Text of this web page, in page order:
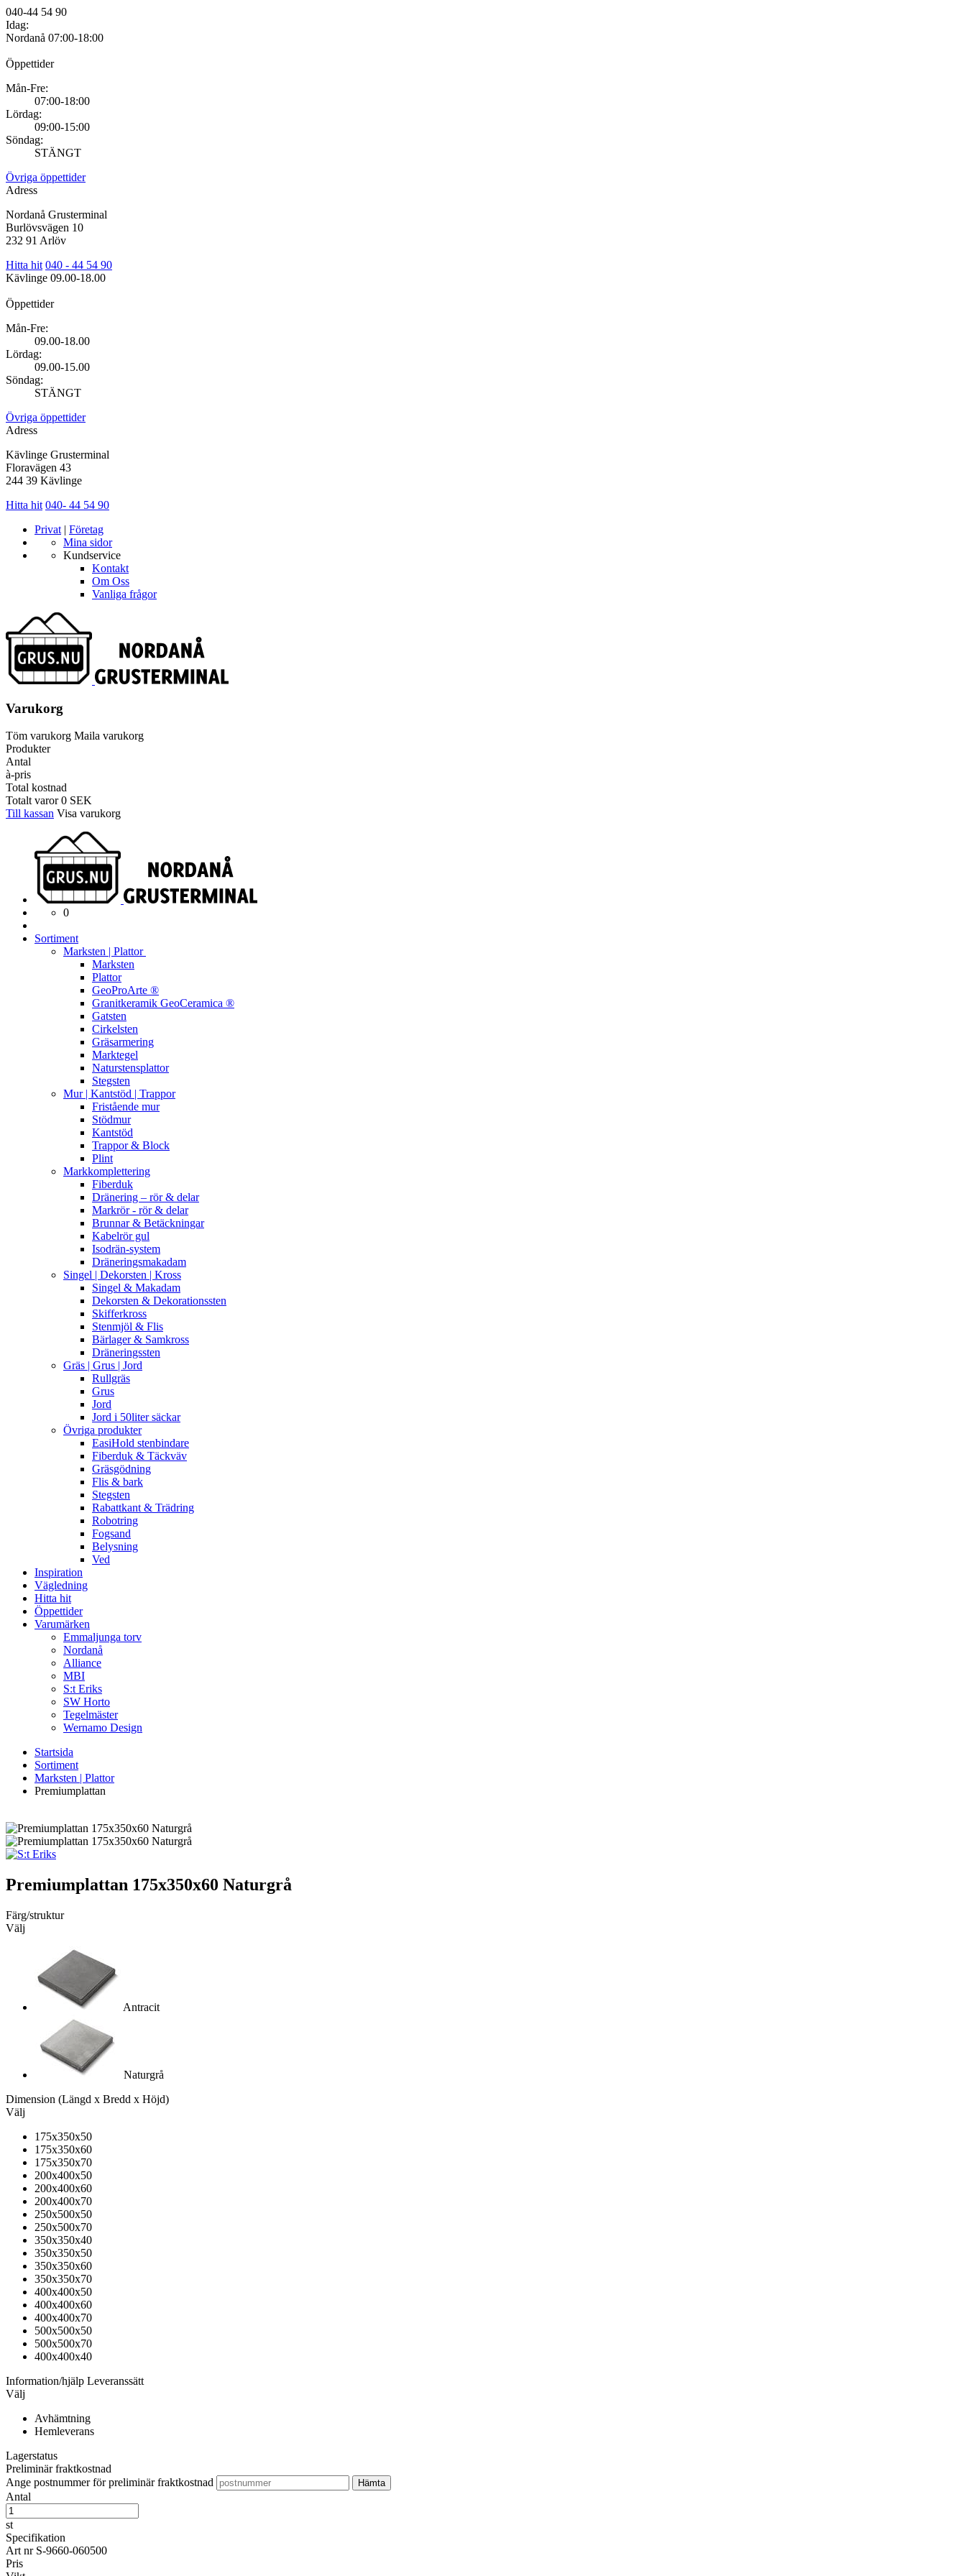
040-44 54 90
Idag:
Nordanå 07:00-18:00
Öppettider
Mån-Fre:
07:00-18:00
Lördag:
09:00-15:00
Söndag:
STÄNGT
Övriga öppettider
Adress
Nordanå Grusterminal
Burlövsvägen 10
232 91 Arlöv
Hitta hit 040 - 44 54 90
Kävlinge 09.00-18.00
Öppettider
Mån-Fre:
09.00-18.00
Lördag:
09.00-15.00
Söndag:
STÄNGT
Övriga öppettider
Adress
Kävlinge Grusterminal
Floravägen 43
244 39 Kävlinge
Hitta hit 040- 44 54 90
Privat | Företag
Mina sidor
Kundservice
Kontakt
Om Oss
Vanliga frågor
Varukorg
Töm varukorg Maila varukorg
Produkter
Antal
à-pris
Total kostnad
Totalt varor0 SEK
Till kassan Visa varukorg
0
Sortiment
Marksten | Plattor
Marksten
Plattor
GeoProArte ®
Granitkeramik GeoCeramica ®
Gatsten
Cirkelsten
Gräsarmering
Marktegel
Naturstensplattor
Stegsten
Mur | Kantstöd | Trappor
Fristående mur
Stödmur
Kantstöd
Trappor & Block
Plint
Markkomplettering
Fiberduk
Dränering – rör & delar
Markrör - rör & delar
Brunnar & Betäckningar
Kabelrör gul
Isodrän-system
Dräneringsmakadam
Singel | Dekorsten | Kross
Singel & Makadam
Dekorsten & Dekorationssten
Skifferkross
Stenmjöl & Flis
Bärlager & Samkross
Dräneringssten
Gräs | Grus | Jord
Rullgräs
Grus
Jord
Jord i 50liter säckar
Övriga produkter
EasiHold stenbindare
Fiberduk & Täckväv
Gräsgödning
Flis & bark
Stegsten
Rabattkant & Trädring
Robotring
Fogsand
Belysning
Ved
Inspiration
Vägledning
Hitta hit
Öppettider
Varumärken
Emmaljunga torv
Nordanå
Alliance
MBI
S:t Eriks
SW Horto
Tegelmäster
Wernamo Design
Startsida
Sortiment
Marksten | Plattor
Premiumplattan
Premiumplattan 175x350x60 Naturgrå
Färg/struktur
Välj
Antracit
Naturgrå
Dimension (Längd x Bredd x Höjd)
Välj
175x350x50
175x350x60
175x350x70
200x400x50
200x400x60
200x400x70
250x500x50
250x500x70
350x350x40
350x350x50
350x350x60
350x350x70
400x400x50
400x400x60
400x400x70
500x500x50
500x500x70
400x400x40
Information/hjälp Leveranssätt
Välj
Avhämtning
Hemleverans
Lagerstatus
Preliminär fraktkostnad
Ange postnummer för preliminär fraktkostnad
Antal
st
Specifikation
Art nr S-9660-060500
Pris